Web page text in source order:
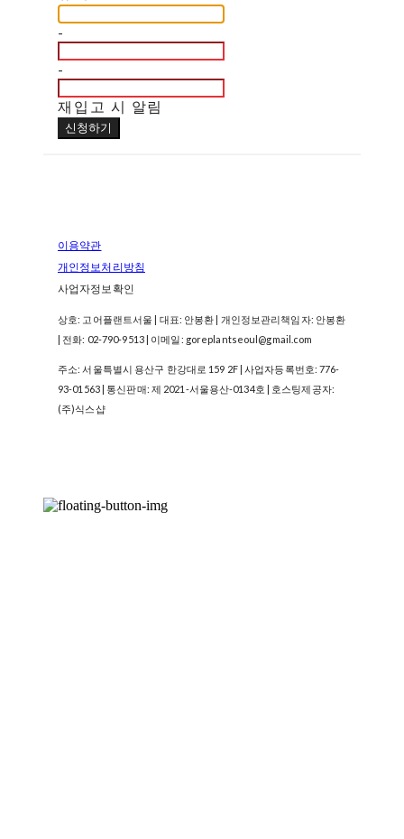
-
-
재입고 시 알림
신청하기
이용약관
개인정보처리방침
사업자정보확인
상호: 고어플랜트서울 | 대표: 안봉환 | 개인정보관리책임자: 안봉환
| 전화: 02-790-9513 | 이메일: goreplantseoul@gmail.com
주소: 서울특별시 용산구 한강대로 159 2F | 사업자등록번호:776-
93-01563| 통신판매: 제 2021-서울용산-0134호 | 호스팅제공자:
(주)식스샵